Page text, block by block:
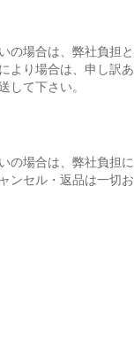
の場合は、弊社負担
より場合は、申し訳
して下さい。
の場合は、弊社負担
ンセル・返品は一切お